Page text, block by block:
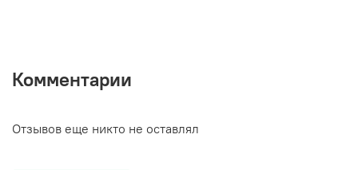
Комментарии
Отзывов еще никто не оставлял